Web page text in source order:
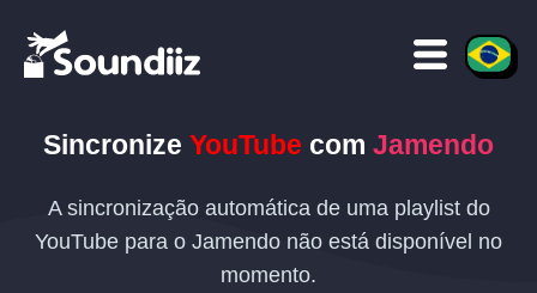
Sincronize YouTube com Jamendo
A sincronização automática de uma playlist do
YouTube para o Jamendo não está disponível no
momento.